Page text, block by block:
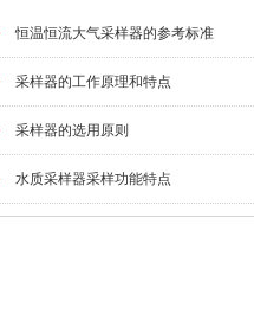
恒温恒流大气采样器的参考标准
采样器的工作原理和特点
采样器的选用原则
水质采样器采样功能特点